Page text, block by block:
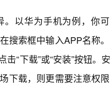
以华为手机为例，你
搜索框中输入APP名称
“下载”或“安装”按钮。
下载，则更需要注意权